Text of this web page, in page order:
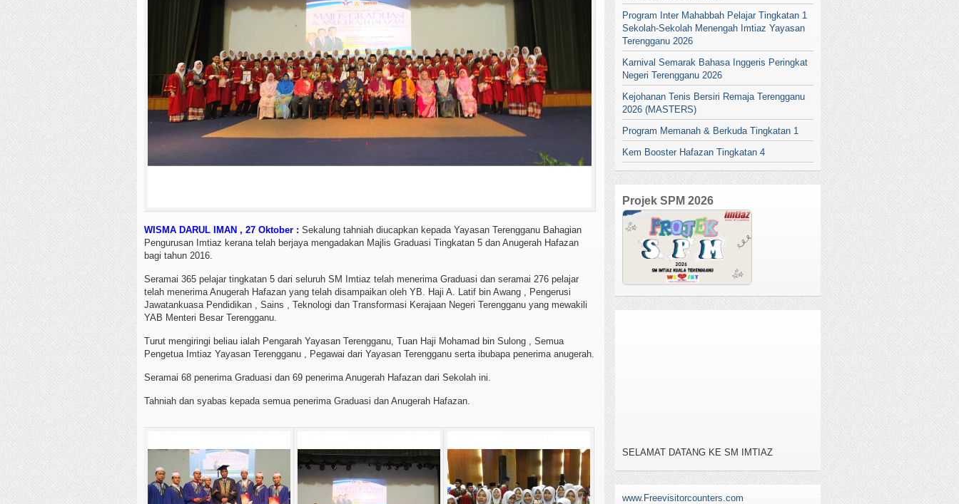
WISMA DARUL IMAN , 27 Oktober : Sekalung tahniah diucapkan kepada Yayasan Terengganu Bahagian
Pengurusan Imtiaz kerana telah berjaya mengadakan Majlis Graduasi Tingkatan 5 dan Anugerah Hafazan
bagi tahun 2016.
Seramai 365 pelajar tingkatan 5 dari seluruh SM Imtiaz telah menerima Graduasi dan seramai 276 pelajar
telah menerima Anugerah Hafazan yang telah disampaikan oleh YB. Haji A. Latif bin Awang , Pengerusi
Jawatankuasa Pendidikan , Sains , Teknologi dan Transformasi Kerajaan Negeri Terengganu yang mewakili
YAB Menteri Besar Terengganu.
Turut mengiringi beliau ialah Pengarah Yayasan Terengganu, Tuan Haji Mohamad bin Sulong , Semua
Pengetua Imtiaz Yayasan Terengganu , Pegawai dari Yayasan Terengganu serta ibubapa penerima anugerah.
Seramai 68 penerima Graduasi dan 69 penerima Anugerah Hafazan dari Sekolah ini.
Tahniah dan syabas kepada semua penerima Graduasi dan Anugerah Hafazan.
Program Inter Mahabbah Pelajar Tingkatan 1
Sekolah-Sekolah Menengah Imtiaz Yayasan
Terengganu 2026
Karnival Semarak Bahasa Inggeris Peringkat
Negeri Terengganu 2026
Kejohanan Tenis Bersiri Remaja Terengganu
2026 (MASTERS)
Program Memanah & Berkuda Tingkatan 1
Kem Booster Hafazan Tingkatan 4
Projek SPM 2026
TERENGGANU , KAMPUNG BANGGOL
KARAH, 20050 KUALA TERENGGANU
www.Freevisitorcounters.com